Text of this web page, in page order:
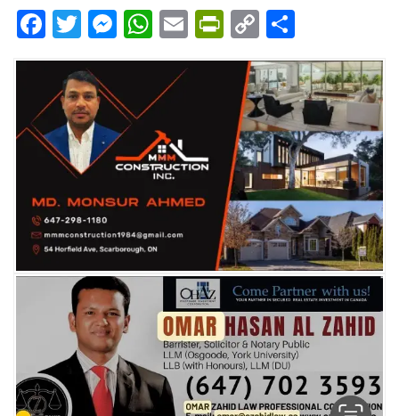
Facebook
Twitter
Messenger
WhatsApp
EmailPrintFriendly
Copy
Link